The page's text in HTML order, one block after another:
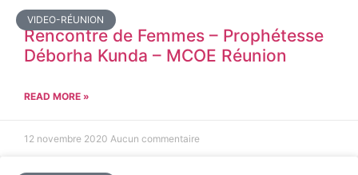
VIDEO-RÉUNION
Rencontre de Femmes – Prophétesse
Déborha Kunda – MCOE Réunion
READ MORE »
12 novembre 2020 Aucun commentaire